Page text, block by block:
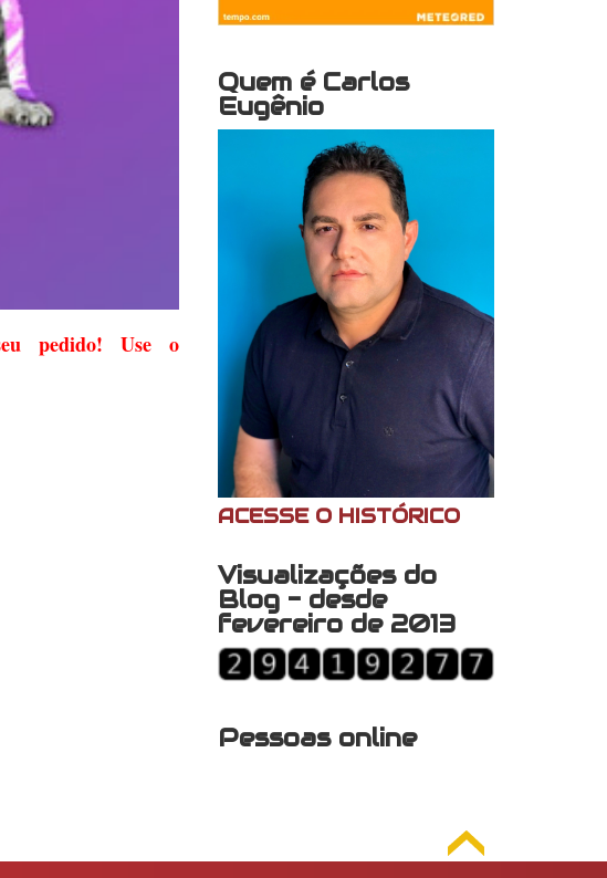
pedido! Use o
Quem é Carlos
Eugênio
ACESSE O HISTÓRICO
Visualizações do
Blog - desde
fevereiro de 2013
Pessoas online